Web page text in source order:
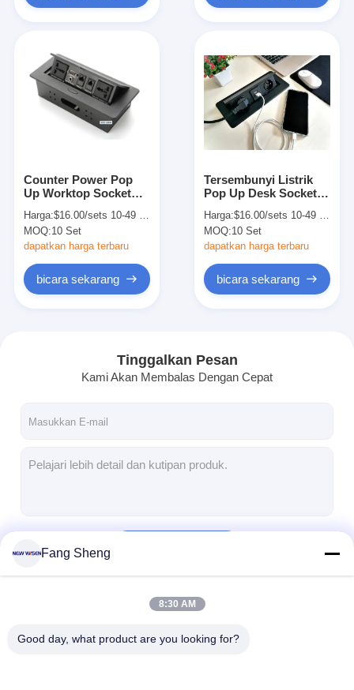
Counter Power Pop
Up Worktop Socket
Untuk Dapur Kantor
Harga:$16.00/sets 10-49 sets
MOQ:10 Set
dapatkan harga terbaru
bicara sekarang
Tersembunyi Listrik
Pop Up Desk Socket
AC
Harga:$16.00/sets 10-49 sets
MOQ:10 Set
dapatkan harga terbaru
bicara sekarang
Tinggalkan Pesan
Kami Akan Membalas Dengan Cepat
Fang Sheng
8:30 AM
Good day, what product are you looking for?